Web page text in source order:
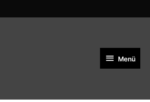
Menü
Menü